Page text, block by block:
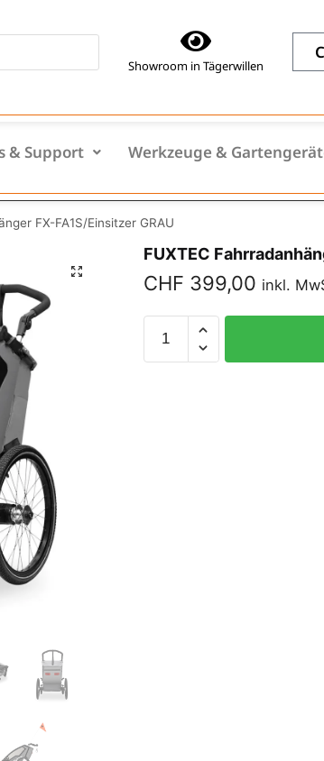
Showroom in Tägerwillen
& Support Werkzeuge &
FX-FA1S/Einsitzer GRAU
FUXTEC
CHF 399,00 inkl.